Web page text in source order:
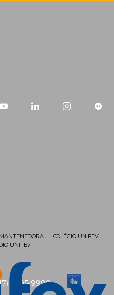
3405-9999
MANTENEDORA
COLÉGIO UNIFEV
UNIFEV